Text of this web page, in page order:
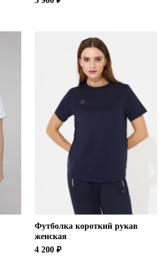
Футболка короткий рукав
женская
4 200 ₽